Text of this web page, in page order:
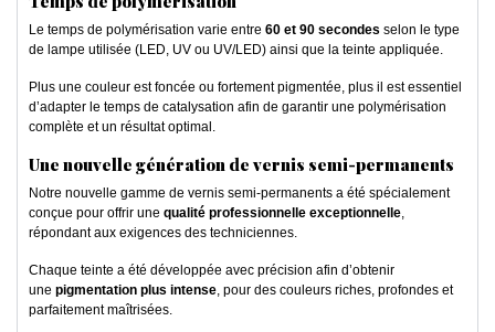
Le temps de polymérisation varie entre 60 et 90 secondes selon le type
de lampe utilisée (LED, UV ou UV/LED) ainsi que la teinte appliquée.
Plus une couleur est foncée ou fortement pigmentée, plus il est essentiel
d’adapter le temps de catalysation afin de garantir une polymérisation
complète et un résultat optimal.
Une nouvelle génération de vernis semi-permanents
Notre nouvelle gamme de vernis semi-permanents a été spécialement
conçue pour offrir une qualité professionnelle exceptionnelle,
répondant aux exigences des techniciennes.
Chaque teinte a été développée avec précision afin d’obtenir
une pigmentation plus intense, pour des couleurs riches, profondes et
parfaitement maîtrisées.